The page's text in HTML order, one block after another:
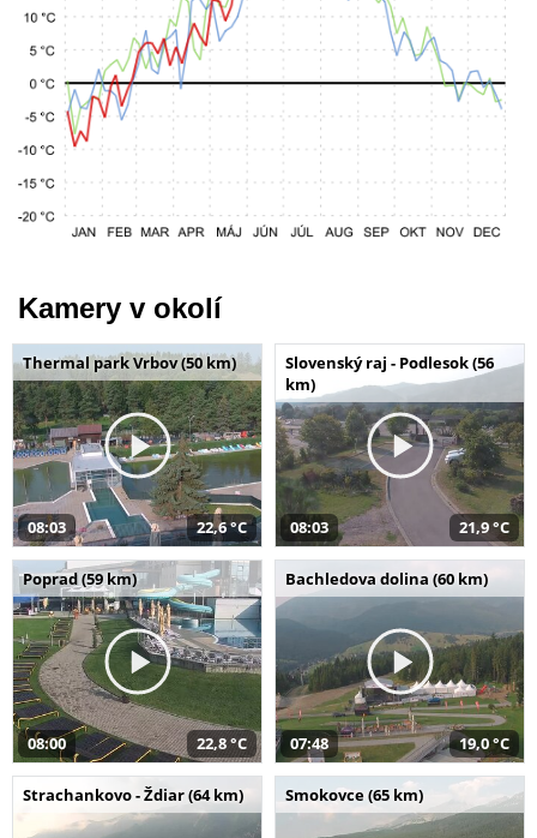
Kamery v okolí
Thermal park Vrbov (50 km)
08:03 22,6 °C
Slovenský raj - Podlesok (56
km)
08:03 21,9 °C
Poprad (59 km)
08:00 22,8 °C
Bachledova dolina (60 km)
07:48 19,0 °C
Strachankovo - Ždiar (64 km) Smokovce (65 km)